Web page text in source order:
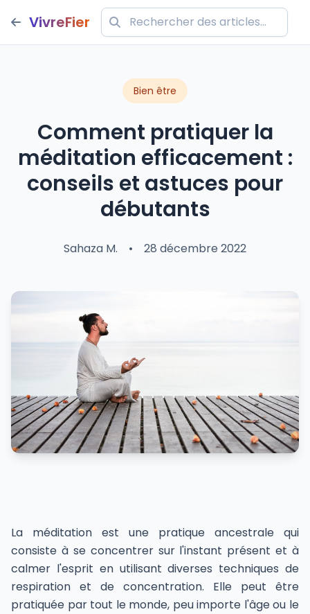
VivreFier
Bien être
Comment pratiquer la
méditation efficacement :
conseils et astuces pour
débutants
Sahaza M. • 28 décembre 2022
La méditation est une pratique ancestrale qui
consiste à se concentrer sur l'instant présent et à
calmer l'esprit en utilisant diverses techniques de
respiration et de concentration. Elle peut être
pratiquée par tout le monde, peu importe l'âge ou le